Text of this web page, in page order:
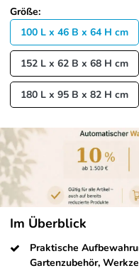
Größe:
100 L x 46 B x 64 H cm
152 L x 62 B x 68 H cm
180 L x 95 B x 82 H cm
Im Überblick
Praktische
Gartenzubehör,